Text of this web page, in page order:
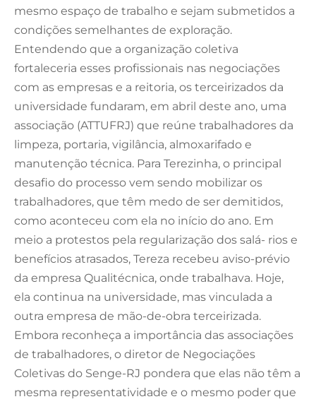
mesmo espaço de trabalho e sejam submetidos a
condições semelhantes de exploração.
Entendendo que a organização coletiva
fortaleceria esses profissionais nas negociações
com as empresas e a reitoria, os terceirizados da
universidade fundaram, em abril deste ano, uma
associação (ATTUFRJ) que reúne trabalhadores da
limpeza, portaria, vigilância, almoxarifado e
manutenção técnica. Para Terezinha, o principal
desafio do processo vem sendo mobilizar os
trabalhadores, que têm medo de ser demitidos,
como aconteceu com ela no início do ano. Em
meio a protestos pela regularização dos salá- rios e
benefícios atrasados, Tereza recebeu aviso-prévio
da empresa Qualitécnica, onde trabalhava. Hoje,
ela continua na universidade, mas vinculada a
outra empresa de mão-de-obra terceirizada.
Embora reconheça a importância das associações
de trabalhadores, o diretor de Negociações
Coletivas do Senge-RJ pondera que elas não têm a
mesma representatividade e o mesmo poder que